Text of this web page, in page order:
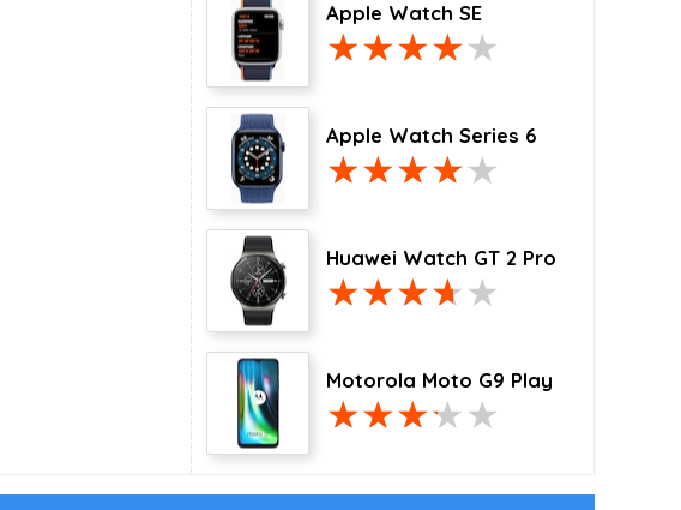
Apple Watch SE
Apple Watch Series 6
Huawei Watch GT 2 Pro
Motorola Moto G9 Play